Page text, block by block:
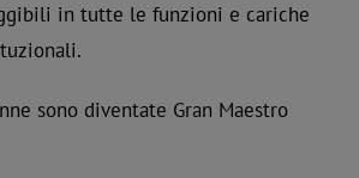
in tutte le funzioni e cariche
sono diventate Gran Maestro